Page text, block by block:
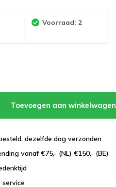
Voorraad: 2
Toevoegen aan winkelwagen
dezelfde dag verzonden
vanaf €75,- (NL) €150,- (BE)
service